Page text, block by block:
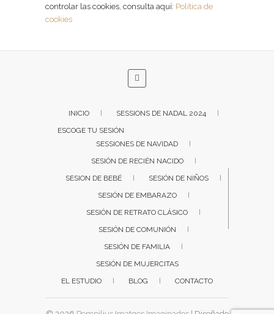
controlar las cookies, consulta aquí: Política de
cookies
INICIO
SESSIONS DE NADAL 2024
ESCOGE TU SESIÓN
SESSIONES DE NAVIDAD
SESIÓN DE RECIÉN NACIDO
SESION DE BEBÉ
SESIÓN DE NIÑOS
SESIÓN DE EMBARAZO
SESIÓN DE RETRATO CLÁSICO
SESIÓN DE COMUNIÓN
SESIÓN DE FAMILIA
SESIÓN DE MUJERCITAS
EL ESTUDIO
BLOG CONTACTO